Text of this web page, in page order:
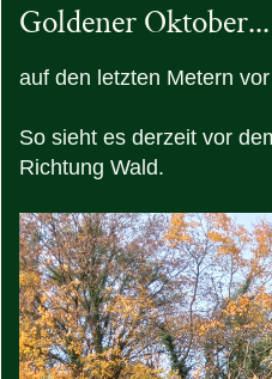
Goldener Oktober...
auf den letzten Metern
So sieht es derzeit vor
Richtung Wald.